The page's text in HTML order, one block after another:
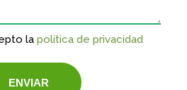
la política de privacidad